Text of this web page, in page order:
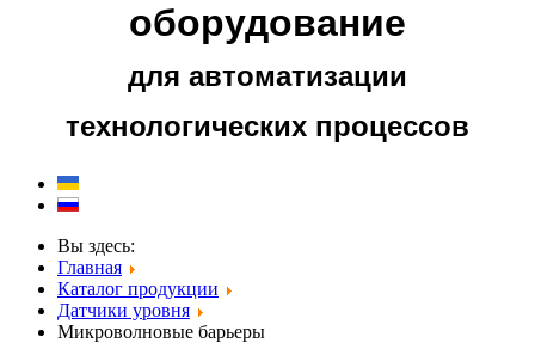
оборудование
для автоматизации
технологических процессов
Вы здесь:
Главная
Каталог продукции
Датчики уровня
Микроволновые барьеры